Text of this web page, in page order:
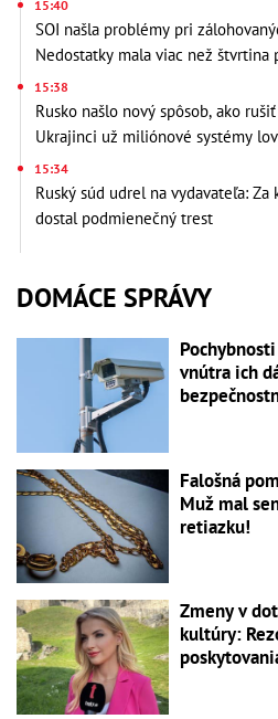
15:40
SOI našla problémy pri
Nedostatky mala viac než štvrtina
15:38
Rusko našlo nový spôsob, ako
Ukrajinci už miliónové systémy
15:34
Ruský súd udrel na vydavateľa: Za
dostal podmienečný trest
DOMÁCE SPRÁVY
vnútra ich
Falošná
Muž mal
retiazku!
Zmeny v
kultúry: